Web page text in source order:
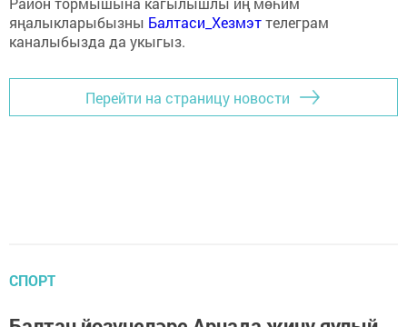
яңалыкларыбызны Балтаси_Хезмэттелеграм
каналыбызда да укыгыз.
Перейти на страницу новости
СПОРТ